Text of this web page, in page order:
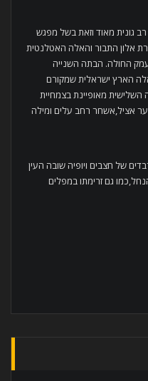
גונית מאוד וזאת בשל מפגש
אלון התבור והאלה האטלנטית
החולה. הבתה השנייה
הארץ ישראלית שמקורם
השלישית מאופיינת בצמחיית
אציל,אשחר רחב עלים ומילה
של חצבים ויופיה שובה העין
גם זרימתו במפלים